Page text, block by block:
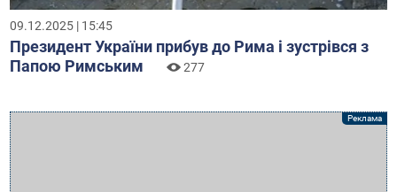
09.12.2025 | 15:45
Президент України прибув до Рима і зустрівся з
Папою Римським
277